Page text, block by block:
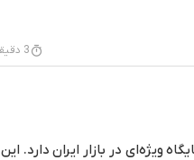
3 دقیقه زمان مطالعه
در بازار ایران دارد. این